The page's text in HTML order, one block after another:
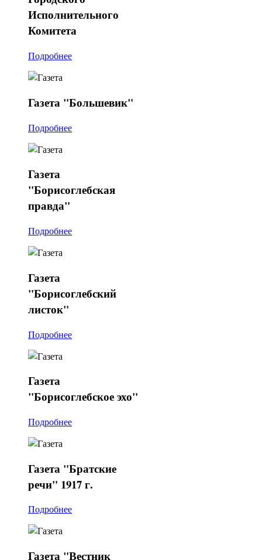
Исполнительного
Комитета
Подробнее
Газета "Большевик"
Подробнее
Газета
"Борисоглебская
правда"
Подробнее
Газета
"Борисоглебский
листок"
Подробнее
Газета
"Борисоглебское эхо"
Подробнее
Газета "Братские
речи" 1917 г.
Подробнее
Газета "Вестник